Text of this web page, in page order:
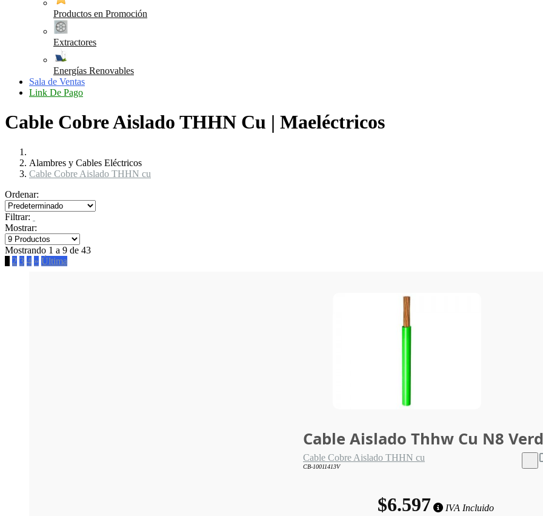
Productos en Promoción
Extractores
Energías Renovables
Sala de Ventas
Link De Pago
Cable Cobre Aislado THHN Cu | Maeléctricos
Alambres y Cables Eléctricos
Cable Cobre Aislado THHN cu
Ordenar:
Filtrar:
Mostrar:
Mostrando 1 a 9 de 43
2 3 4 » Última
Cable Aislado Thhw Cu N8
Cable Cobre Aislado THHN cu
CB-10011413V
$6.597
IVA Incluido